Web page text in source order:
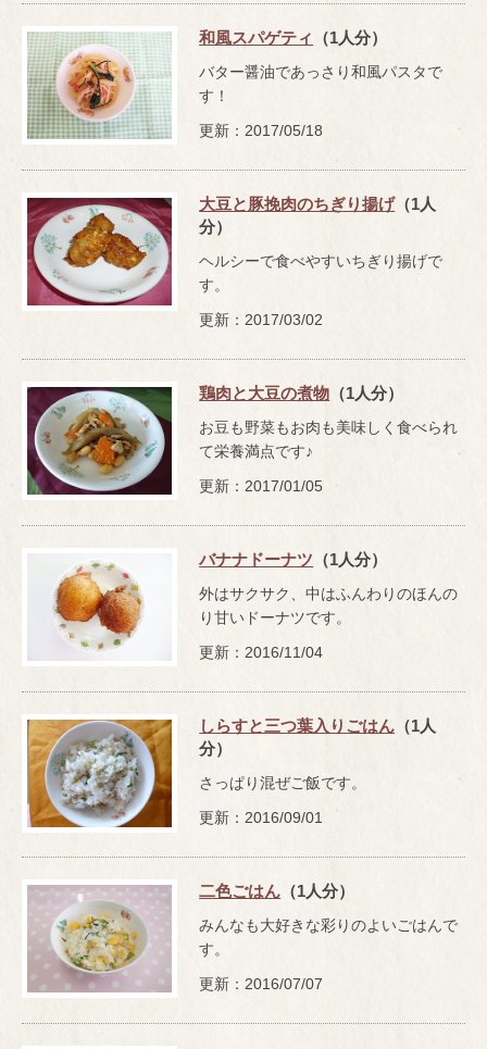
和風スパゲティ （1人分）
バター醤油であっさり和風パスタで
す！
更新：2017/05/18
大豆と豚挽肉のちぎり揚げ（1人
分）
ヘルシーで食べやすいちぎり揚げで
す。
更新：2017/03/02
鶏肉と大豆の煮物 （1人分）
お豆も野菜もお肉も美味しく食べられ
て栄養満点です♪
更新：2017/01/05
バナナドーナツ （1人分）
外はサクサク、中はふんわりのほんの
り甘いドーナツです。
更新：2016/11/04
しらすと三つ葉入りごはん （1人
分）
さっぱり混ぜご飯です。
更新：2016/09/01
二色ごはん （1人分）
みんなも大好きな彩りのよいごはんで
す。
更新：2016/07/07